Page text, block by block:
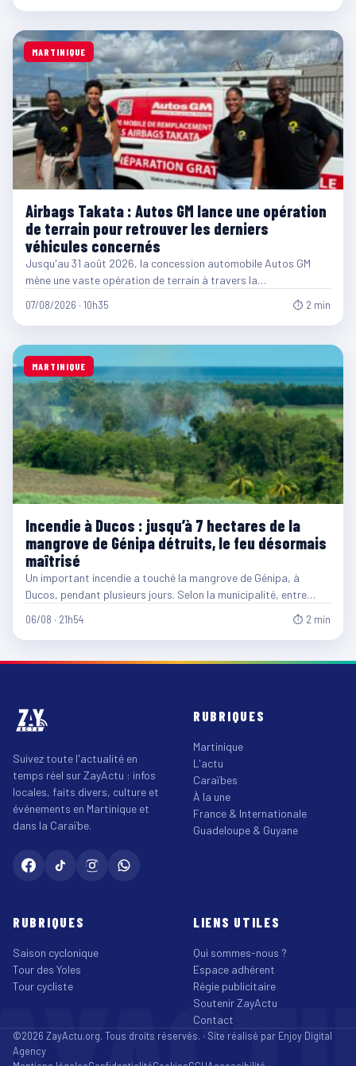
MARTINIQUE
Airbags Takata : Autos GM lance une opération
de terrain pour retrouver les derniers
véhicules concernés
Jusqu'au 31 août 2026, la concession automobile Autos GM
mène une vaste opération de terrain à travers la…
07/08/2026 · 10h35 ⏱ 2 min
MARTINIQUE
Incendie à Ducos : jusqu’à 7 hectares de la
mangrove de Génipa détruits, le feu désormais
maîtrisé
Un important incendie a touché la mangrove de Génipa, à
Ducos, pendant plusieurs jours. Selon la municipalité, entre…
06/08 · 21h54 ⏱ 2 min
Suivez toute l'actualité en
temps réel sur ZayActu : infos
locales, faits divers, culture et
événements en Martinique et
dans la Caraïbe.
RUBRIQUES
Martinique
L'actu
Caraïbes
À la une
France & Internationale
Guadeloupe & Guyane
RUBRIQUES
Saison cyclonique
Tour des Yoles
Tour cycliste
LIENS UTILES
Qui sommes-nous ?
Espace adhérent
Régie publicitaire
Soutenir ZayActu
Contact
©2026 ZayActu.org. Tous droits réservés. · Site réalisé par Enjoy Digital
Agency